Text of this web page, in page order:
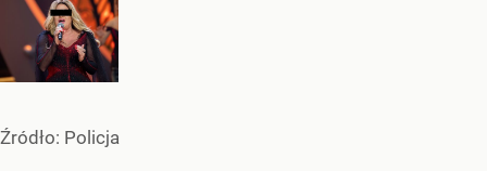
Źródło: Policja